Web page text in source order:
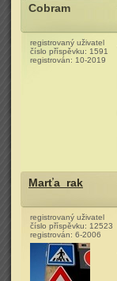
Cobram
registrovaný uživatel
číslo příspěvku: 1591
registrován: 10-2019
Marťa_rak
registrovaný uživatel
číslo příspěvku: 12523
registrován: 6-2006